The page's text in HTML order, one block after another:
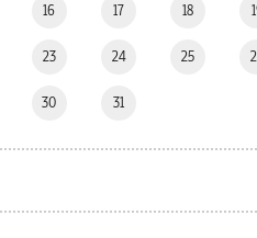
16 17 18
23 24 25
30 31